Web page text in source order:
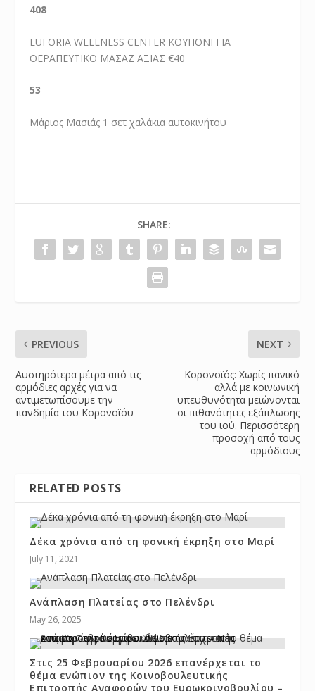
408
EUFORIA WELLNESS CENTER ΚΟΥΠΟΝΙ ΓΙΑ
ΘΕΡΑΠΕΥΤΙΚΟ ΜΑΣΑΖ ΑΞΙΑΣ €40
53
Μάριος Μασιάς 1 σετ χαλάκια αυτοκινήτου
SHARE:
PREVIOUS
Αυστηρότερα μέτρα από τις
αρμόδιες αρχές για να
αντιμετωπίσουμε την
πανδημία του Κορονοϊόυ
NEXT
Κορονοϊός: Χωρίς πανικό
αλλά με κοινωνική
υπευθυνότητα μειώνονται
οι πιθανότητες εξάπλωσης
του ιού. Περισσότερη
προσοχή από τους
αρμόδιους
RELATED POSTS
Δέκα χρόνια από τη φονική έκρηξη στο Μαρί
July 11, 2021
Ανάπλαση Πλατείας στο Πελένδρι
May 26, 2025
Στις 25 Φεβρουαρίου 2026 επανέρχεται το
θέμα ενώπιον της Κοινοβουλευτικής
Επιτροπής Αναφορών του Ευρωκοινοβουλίου –